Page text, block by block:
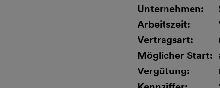
Unternehmen:
Arbeitszeit:
Vertragsart:
Möglicher Start:
Vergütung: